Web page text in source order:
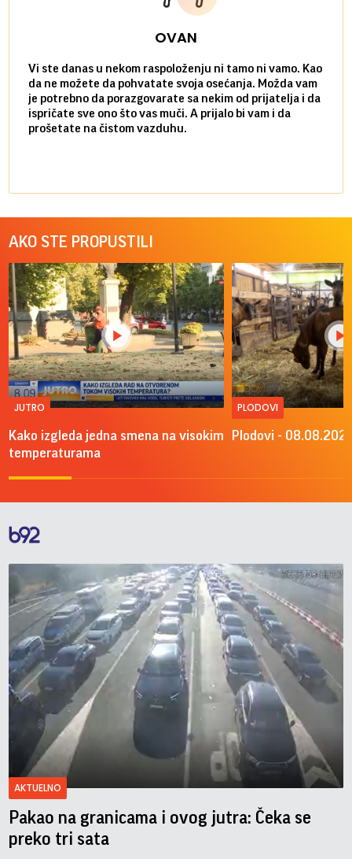
OVAN
Vi ste danas u nekom raspoloženju ni tamo ni vamo. Kao
da ne možete da pohvatate svoja osećanja. Možda vam
je potrebno da porazgovarate sa nekim od prijatelja i da
ispričate sve ono što vas muči. A prijalo bi vam i da
prošetate na čistom vazduhu.
AKO STE PROPUSTILI
JUTRO
Kako izgleda jedna smena na visokim
temperaturama
PLODOVI
Plodovi -
AKTUELNO
Pakao na granicama i ovog jutra: Čeka se
preko tri sata